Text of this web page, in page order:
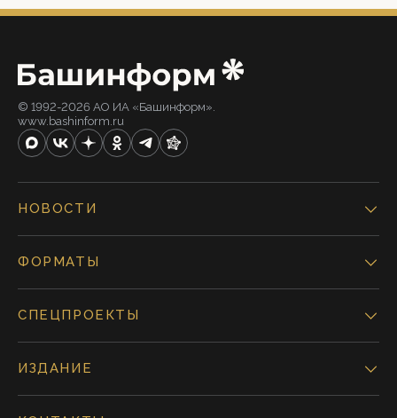
© 1992-2026 АО ИА «Башинформ».
www.bashinform.ru
НОВОСТИ
ФОРМАТЫ
СПЕЦПРОЕКТЫ
ИЗДАНИЕ